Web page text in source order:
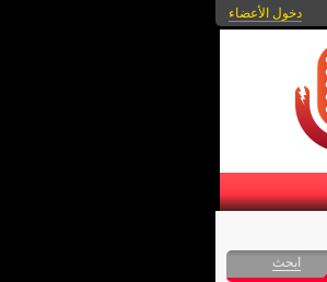
دخول الأعضاء
ابحث